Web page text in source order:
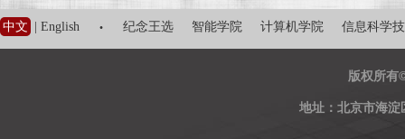
中文 English · 纪念王选 智能学院 计算机学院 信息科学
版权所有
地址：北京市海